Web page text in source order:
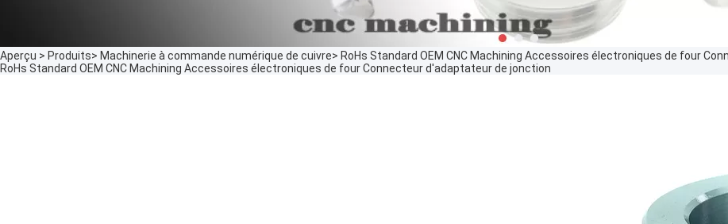
Aperçu > Produits> Machinerie à commande numérique de cuivre> RoHs Standard OEM CNC Machining Accessoires électroniques de four
RoHs Standard OEM CNC Machining Accessoires électroniques de four Connecteur d'adaptateur de jonction